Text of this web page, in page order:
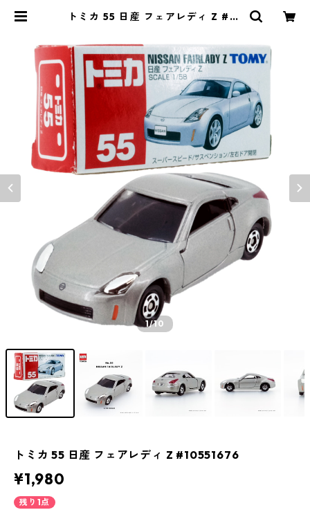
トミカ 55 日産 フェアレディ Z #10
1/10
トミカ 55 日産 フェアレディ Z #10551676
¥1,980
残り1点